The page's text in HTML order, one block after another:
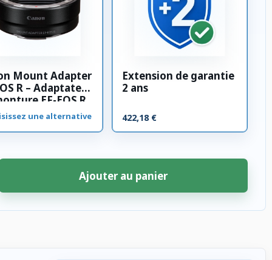
Mount Adapter
R – Adaptateur
EF-EOS R
une alternative
Extension de garantie
2 ans
422,18 €
Ajouter au panier